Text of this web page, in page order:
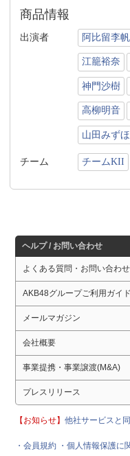
商品情報
出演者 阿比留李帆
江籠裕奈
神門沙樹
高柳明音
山田みずほ
チーム チームKII
ヘルプ / お問い合わせ
よくある質問・お問い合わせ
AKB48グループご利用ガイド
メールマガジン
会社概要
事業提携・事業譲渡(M&A)
プレスリリース
【お知らせ】他社サービスと
・会員規約 ・個人情報保護に